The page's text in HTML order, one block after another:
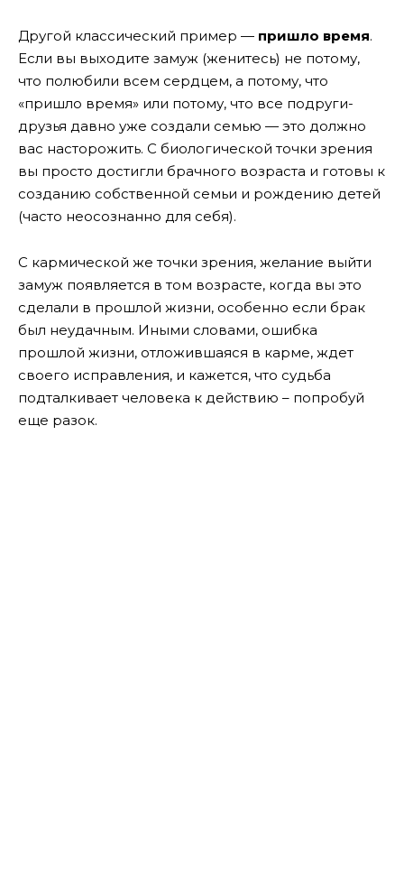
Другой классический пример — пришло время.
Если вы выходите замуж (женитесь) не потому,
что полюбили всем сердцем, а потому, что
«пришло время» или потому, что все подруги-
друзья давно уже создали семью — это должно
вас насторожить. С биологической точки зрения
вы просто достигли брачного возраста и готовы к
созданию собственной семьи и рождению детей
(часто неосознанно для себя).
С кармической же точки зрения, желание выйти
замуж появляется в том возрасте, когда вы это
сделали в прошлой жизни, особенно если брак
был неудачным. Иными словами, ошибка
прошлой жизни, отложившаяся в карме, ждет
своего исправления, и кажется, что судьба
подталкивает человека к действию – попробуй
еще разок.